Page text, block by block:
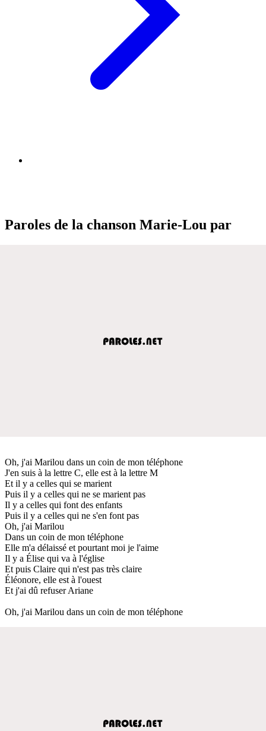
Paroles de la chanson Marie-Lou par
Oh, j'ai Marilou dans un coin de mon téléphone
J'en suis à la lettre C, elle est à la lettre M
Et il y a celles qui se marient
Puis il y a celles qui ne se marient pas
Il y a celles qui font des enfants
Puis il y a celles qui ne s'en font pas
Oh, j'ai Marilou
Dans un coin de mon téléphone
Elle m'a délaissé et pourtant moi je l'aime
Il y a Élise qui va à l'église
Et puis Claire qui n'est pas très claire
Éléonore, elle est à l'ouest
Et j'ai dû refuser Ariane
Oh, j'ai Marilou dans un coin de mon téléphone